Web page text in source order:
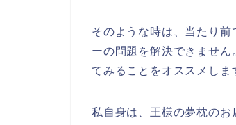
そのような時は、当たり
ーの問題を解決できませ
てみることをオススメしま
私自身は、王様の夢枕の